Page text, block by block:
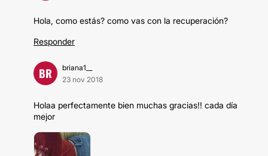
Hola, como estás? como vas con la recuperación?
Responder
BR
briana1__
23 nov 2018
Holaa perfectamente bien muchas gracias!! cada día
mejor